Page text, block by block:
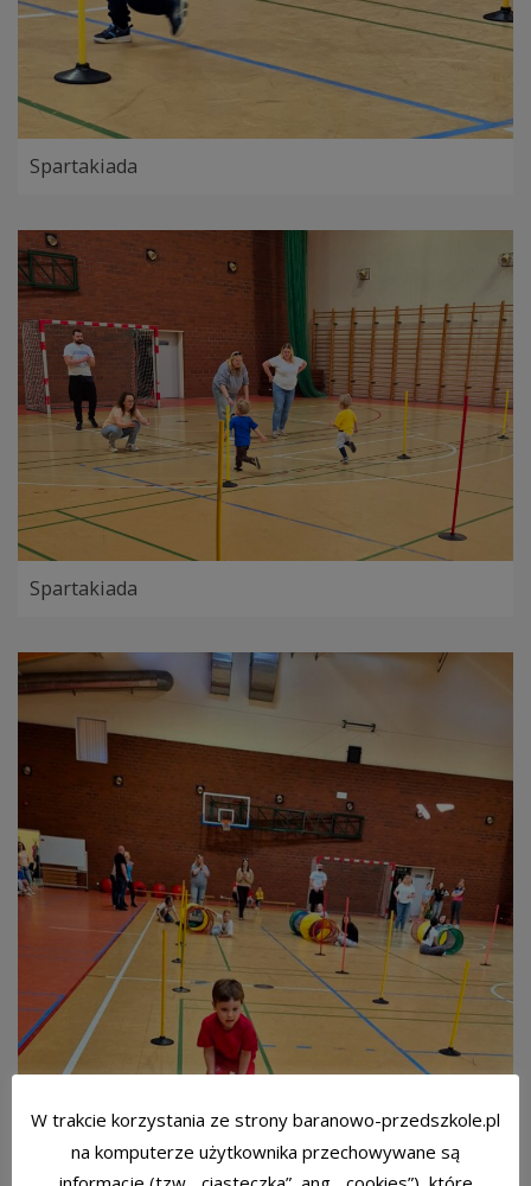
Spartakiada
Spartakiada
W trakcie korzystania ze strony baranowo-przedszkole.pl
na komputerze użytkownika przechowywane są